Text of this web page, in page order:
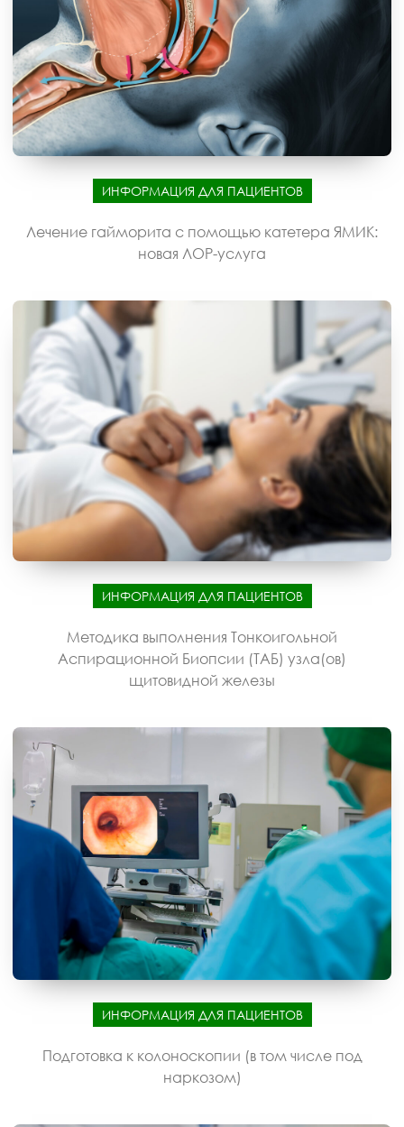
ИНФОРМАЦИЯ ДЛЯ ПАЦИЕНТОВ
Лечение гайморита с помощью катетера ЯМИК:
новая ЛОР-услуга
ИНФОРМАЦИЯ ДЛЯ ПАЦИЕНТОВ
Методика выполнения Тонкоигольной
Аспирационной Биопсии (ТАБ) узла(ов)
щитовидной железы
ИНФОРМАЦИЯ ДЛЯ ПАЦИЕНТОВ
Подготовка к колоноскопии (в том числе под
наркозом)